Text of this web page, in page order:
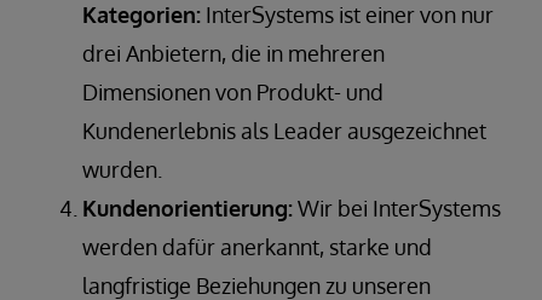
Kategorien: InterSystems ist einer von nur
drei Anbietern, die in mehreren
Dimensionen von Produkt- und
Kundenerlebnis als Leader ausgezeichnet
wurden.
Kundenorientierung:Wir bei InterSystems
werden dafür anerkannt, starke und
langfristige Beziehungen zu unseren